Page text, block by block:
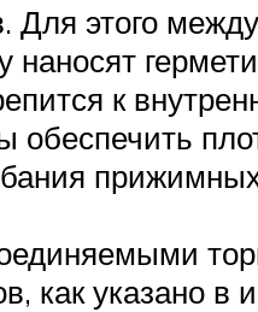
Для этого
к
как указано в